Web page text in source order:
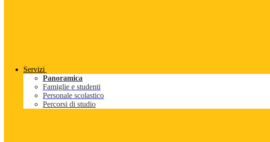
Servizi
Panoramica
Famiglie e studenti
Personale scolastico
Percorsi di studio